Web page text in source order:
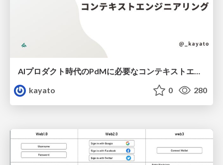
kayato
0 280